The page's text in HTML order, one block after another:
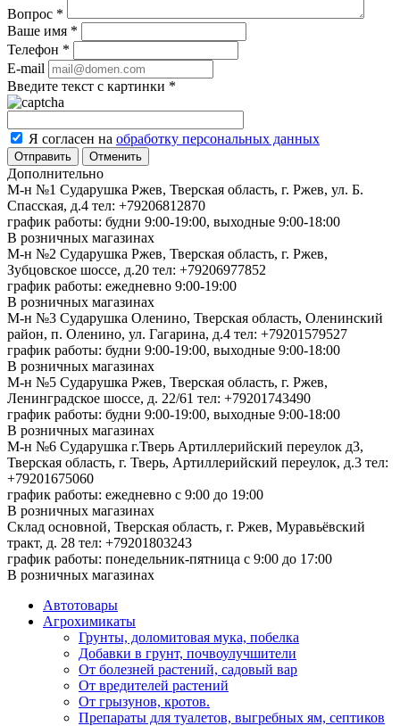
Вопрос *
Ваше имя *
Телефон *
E-mail
Введите текст с картинки *
Я согласен на обработку персональных данных
Отменить
Дополнительно
М-н №1 Сударушка Ржев, Тверская область, г. Ржев, ул. Б.
Спасская, д.4 тел: +79206812870
график работы: будни 9:00-19:00, выходные 9:00-18:00
В розничных магазинах
М-н №2 Cударушка Ржев, Тверская область, г. Ржев,
Зубцовское шоссе, д.20 тел: +79206977852
график работы: ежедневно 9:00-19:00
В розничных магазинах
М-н №3 Сударушка Оленино, Тверская область, Оленинский
район, п. Оленино, ул. Гагарина, д.4 тел: +79201579527
график работы: будни 9:00-19:00, выходные 9:00-18:00
В розничных магазинах
М-н №5 Сударушка Ржев, Тверская область, г. Ржев,
Ленинградское шоссе, д. 22/61 тел: +79201743490
график работы: будни 9:00-19:00, выходные 9:00-18:00
В розничных магазинах
М-н №6 Сударушка г.Тверь Артиллерийский переулок д3,
Тверская область, г. Тверь, Артиллерийский переулок, д.3 тел:
+79201675060
график работы: ежедневно с 9:00 до 19:00
В розничных магазинах
Склад основной, Тверская область, г. Ржев, Муравьёвский
тракт, д. 28 тел: +79201803243
график работы: понедельник-пятница с 9:00 до 17:00
В розничных магазинах
Автотовары
Агрохимикаты
Грунты, доломитовая мука, побелка
Добавки в грунт, почвоулучшители
От болезней растений, садовый вар
От вредителей растений
От грызунов, кротов.
Препараты для туалетов, выгребных ям, септиков